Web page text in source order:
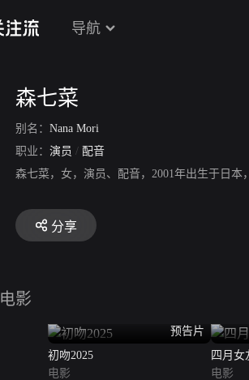
导航
森七菜
别名： Nana Mori
职业： 演员 / 配音
森七菜，女，演员、配音，2001年出生于日本
分享
电影
预告片
初吻2025
电影
四月女
电影